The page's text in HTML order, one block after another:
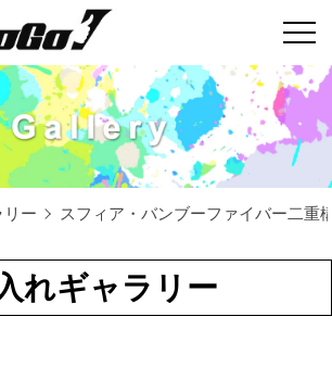
リー スフィア・バンブーファイバー二重
れギャラリー